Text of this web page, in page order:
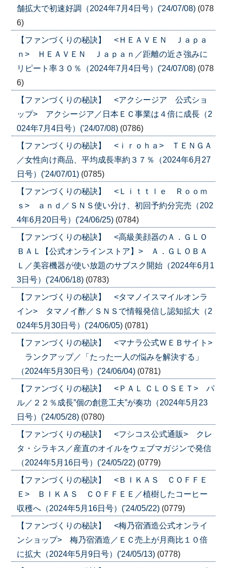
舗拡大で初速好調（2024年7月4日号）('24/07/08) (078
6)
【ファンづくりの秘訣】 <ＨＥＡＶＥＮ Ｊａｐａ
ｎ> ＨＥＡＶＥＮ Ｊａｐａｎ／距離の近さ強みに
リピート率３０％（2024年7月4日号）('24/07/08) (078
6)
【ファンづくりの秘訣】 <アクシージア 公式ショ
ップ> アクシージア／日本ＥＣ事業は４倍に成長（2
024年7月4日号）('24/07/08) (0786)
【ファンづくりの秘訣】 <ｉｒｏｈａ> ＴＥＮＧＡ
／女性向け商品、平均成長率約３７％（2024年6月27
日号）('24/07/01) (0785)
【ファンづくりの秘訣】 <Ｌｉｔｔｌｅ Ｒｏｏｍ
ｓ> ａｎｄ／ＳＮＳ使い分け、初回予約分完売（202
4年6月20日号）('24/06/25) (0784)
【ファンづくりの秘訣】 <高級美顔器のＡ．ＧＬＯ
ＢＡＬ【公式オンラインストア】> Ａ．ＧＬＯＢＡ
Ｌ／美容機器が使い放題のサブスク開始（2024年6月1
3日号）('24/06/18) (0783)
【ファンづくりの秘訣】 <タマノイスマイルオンラ
イン> タマノイ酢／ＳＮＳで情報発信し認知拡大（2
024年5月30日号）('24/06/05) (0781)
【ファンづくりの秘訣】 <マナラ公式ＷＥＢサイト>
ランクアップ／「たった一人の悩みを解決する」
（2024年5月30日号）('24/06/04) (0781)
【ファンづくりの秘訣】 <ＰＡＬ ＣＬＯＳＥＴ> パ
ル／２２％成長”個の創意工夫”が奏功（2024年5月23
日号）('24/05/28) (0780)
【ファンづくりの秘訣】 <フシコス公式通販> クレ
タ・シラキス／産直のオイルをウェブマガジンで発信
（2024年5月16日号）('24/05/22) (0779)
【ファンづくりの秘訣】 <ＢＩＫＡＳ ＣＯＦＦＥ
Ｅ> ＢＩＫＡＳ ＣＯＦＦＥＥ／植樹したコーヒー
収穫へ（2024年5月16日号）('24/05/22) (0779)
【ファンづくりの秘訣】 <梅乃宿酒造公式オンライ
ンショップ> 梅乃宿酒造／ＥＣ売上が月商比１０倍
に拡大（2024年5月9日号）('24/05/13) (0778)